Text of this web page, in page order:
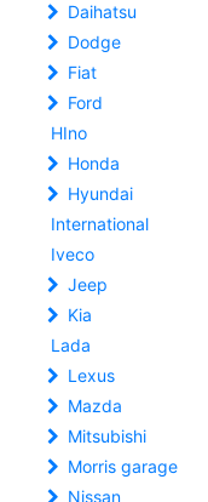
Daihatsu
Dodge
Fiat
Ford
HIno
Honda
Hyundai
International
Iveco
Jeep
Kia
Lada
Lexus
Mazda
Mitsubishi
Morris garage
Nissan